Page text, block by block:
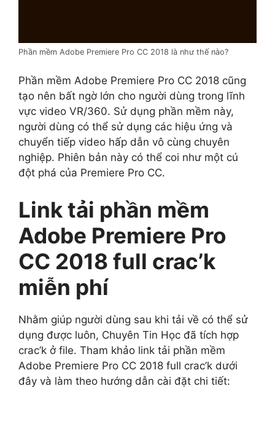
Phần mềm Adobe Premiere Pro CC 2018 là như thế nào?
Phần mềm Adobe Premiere Pro CC 2018 cũng
tạo nên bất ngờ lớn cho người dùng trong lĩnh
vực video VR/360. Sử dụng phần mềm này,
người dùng có thể sử dụng các hiệu ứng và
chuyển tiếp video hấp dẫn vô cùng chuyên
nghiệp. Phiên bản này có thể coi như một cú
đột phá của Premiere Pro CC.
Link tải phần mềm
Adobe Premiere Pro
CC 2018 full crac’k
miễn phí
Nhằm giúp người dùng sau khi tải về có thể sử
dụng được luôn, Chuyên Tin Học đã tích hợp
crac’k ở file. Tham khảo link tải phần mềm
Adobe Premiere Pro CC 2018 full crac’k dưới
đây và làm theo hướng dẫn cài đặt chi tiết: